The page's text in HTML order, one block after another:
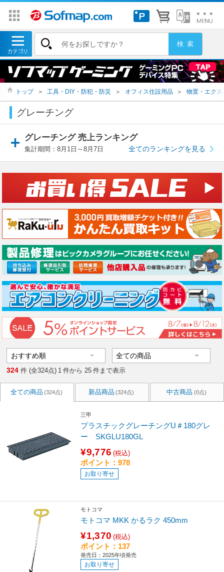
トップ ＞ 工具・DIY・防犯・防災 ＞ オフィス住設用品 ＞ 物置・エクス
グレーチング
グレーチング 売上ランキング
集計期間：8月1日～8月7日 全てのランキングを見る
324 件 (全324点) 1 件から 25 件まで表示
全ての商品 (324点) 新品商品 (324点) 中古商品 (0点)
三甲
プラスチックグレーチングU＃180グレ
ー SKGLU180GL
¥9,776 (税込)
ポイント：978
お取り寄せ
モトコマ
モトコマ MKK かるラク 450mm
¥1,370 (税込)
ポイント：137
発売日：2025年頃発売
お取り寄せ